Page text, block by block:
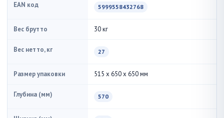
EAN код 5999558432768
Вес брутто 30 кг
Вес нетто, кг 27
Размер упаковки 515 x 650 x 650 мм
Глубина (мм) 570